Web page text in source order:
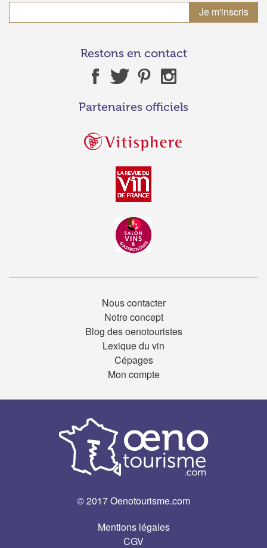
Restons en contact
Partenaires officiels
Nous contacter
Notre concept
Blog des oenotouristes
Lexique du vin
Cépages
Mon compte
© 2017 Oenotourisme.com
Mentions légales
CGV